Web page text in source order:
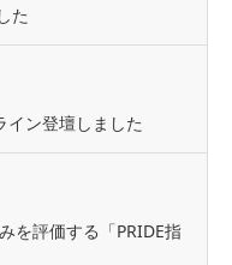
た
イン登壇しました
を評価する「PRIDE指